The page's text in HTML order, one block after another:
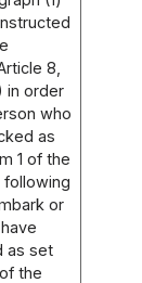
8,
in order
who
as
1 of the
or
as set
the